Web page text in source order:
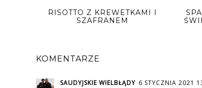
RISOTTO Z KREWETKAMI I
SZAFRANEM
KOMENTARZE
SAUDYJSKIE WIELBŁĄDY 6 STYCZNIA 2021